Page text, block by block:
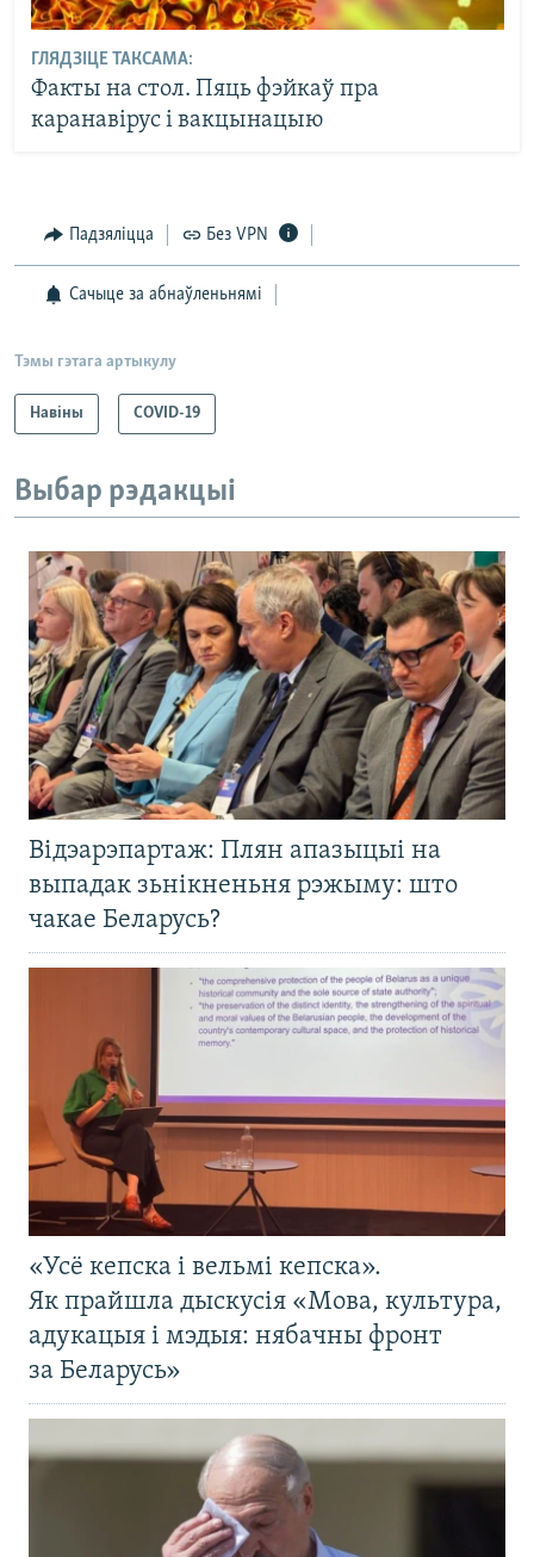
ГЛЯДЗІЦЕ ТАКСАМА:
Факты на стол. Пяць фэйкаў пра
каранавірус і вакцынацыю
Падзяліцца Без VPN
Сачыце за абнаўленьнямі
Тэмы гэтага артыкулу
Навіны COVID-19
Выбар рэдакцыі
Відэарэпартаж: Плян апазыцыі на
выпадак зьнікненьня рэжыму: што
чакае Беларусь?
«Усё кепска і вельмі кепска».
Як прайшла дыскусія «Мова, культура,
адукацыя і мэдыя: нябачны фронт
за Беларусь»